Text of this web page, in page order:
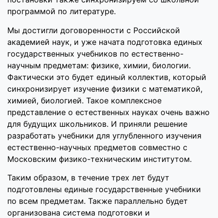
программой по литературе.
Мы достигли договоренности с Российской
академией наук, и уже начата подготовка единых
государственных учебников по естественно-
научным предметам: физике, химии, биологии.
Фактически это будет единый коллектив, который
синхронизирует изучение физики с математикой,
химией, биологией. Такое комплексное
представление о естественных науках очень важно
для будущих школьников. И приняли решение
разработать учебники для углубленного изучения
естественно-научных предметов совместно с
Московским физико-техническим институтом.
Таким образом, в течение трех лет будут
подготовлены единые государственные учебники
по всем предметам. Также параллельно будет
организована система подготовки и